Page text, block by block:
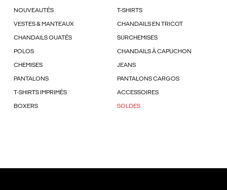
NOUVEAUTÉS T-SHIRTS
VESTES & MANTEAUX CHANDAILS EN TRICOT
CHANDAILS OUATÉS SURCHEMISES
POLOS CHANDAILS À CAPUCHON
CHEMISES JEANS
PANTALONS PANTALONS CARGOS
T-SHIRTS IMPRIMÉS ACCESSOIRES
BOXERS SOLDES